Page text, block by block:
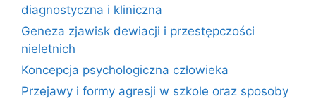
diagnostyczna i kliniczna
Geneza zjawisk dewiacji i przestępczości
nieletnich
Koncepcja psychologiczna człowieka
Przejawy i formy agresji w szkole oraz sposoby